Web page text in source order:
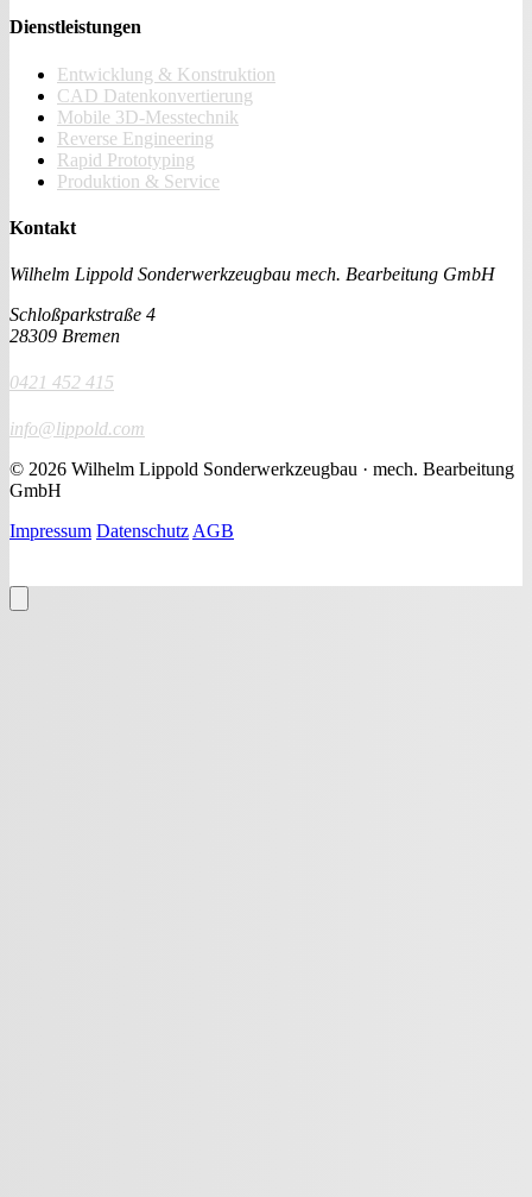
Dienstleistungen
Entwicklung & Konstruktion
CAD Datenkonvertierung
Mobile 3D-Messtechnik
Reverse Engineering
Rapid Prototyping
Produktion & Service
Kontakt
Wilhelm Lippold Sonderwerkzeugbau mech. Bearbeitung GmbH
Schloßparkstraße 4
28309 Bremen
0421 452 415
info@lippold.com
© 2026 Wilhelm Lippold Sonderwerkzeugbau · mech. Bearbeitung
GmbH
Impressum Datenschutz AGB